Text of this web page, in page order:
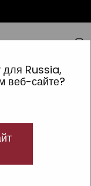
для Russia,
веб-сайте?